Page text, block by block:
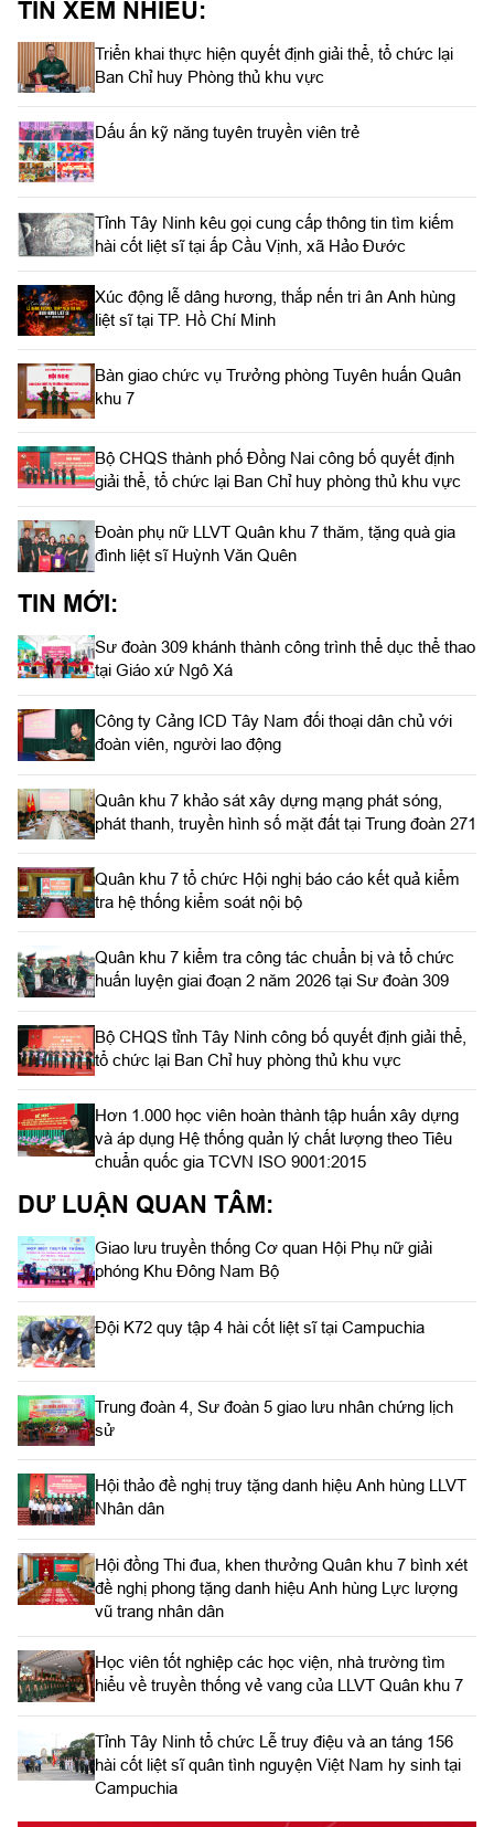
TIN XEM NHIỀU:
Triển khai thực hiện quyết định giải thể, tổ chức lại
Ban Chỉ huy Phòng thủ khu vực
Dấu ấn kỹ năng tuyên truyền viên trẻ
Tỉnh Tây Ninh kêu gọi cung cấp thông tin tìm kiếm
hài cốt liệt sĩ tại ấp Cầu Vịnh, xã Hảo Đước
Xúc động lễ dâng hương, thắp nến tri ân Anh hùng
liệt sĩ tại TP. Hồ Chí Minh
Bàn giao chức vụ Trưởng phòng Tuyên huấn Quân
khu 7
Bộ CHQS thành phố Đồng Nai công bố quyết định
giải thể, tổ chức lại Ban Chỉ huy phòng thủ khu vực
Đoàn phụ nữ LLVT Quân khu 7 thăm, tặng quà gia
đình liệt sĩ Huỳnh Văn Quên
TIN MỚI:
Sư đoàn 309 khánh thành công trình thể dục thể thao
tại Giáo xứ Ngô Xá
Công ty Cảng ICD Tây Nam đối thoại dân chủ với
đoàn viên, người lao động
Quân khu 7 khảo sát xây dựng mạng phát sóng,
phát thanh, truyền hình số mặt đất tại Trung đoàn 271
Quân khu 7 tổ chức Hội nghị báo cáo kết quả kiểm
tra hệ thống kiểm soát nội bộ
Quân khu 7 kiểm tra công tác chuẩn bị và tổ chức
huấn luyện giai đoạn 2 năm 2026 tại Sư đoàn 309
Bộ CHQS tỉnh Tây Ninh công bố quyết định giải thể,
tổ chức lại Ban Chỉ huy phòng thủ khu vực
Hơn 1.000 học viên hoàn thành tập huấn xây dựng
và áp dụng Hệ thống quản lý chất lượng theo Tiêu
chuẩn quốc gia TCVN ISO 9001:2015
DƯ LUẬN QUAN TÂM:
Giao lưu truyền thống Cơ quan Hội Phụ nữ giải
phóng Khu Đông Nam Bộ
Đội K72 quy tập 4 hài cốt liệt sĩ tại Campuchia
Trung đoàn 4, Sư đoàn 5 giao lưu nhân chứng lịch
sử
Hội thảo đề nghị truy tặng danh hiệu Anh hùng LLVT
Nhân dân
Hội đồng Thi đua, khen thưởng Quân khu 7 bình xét
đề nghị phong tặng danh hiệu Anh hùng Lực lượng
vũ trang nhân dân
Học viên tốt nghiệp các học viện, nhà trường tìm
hiểu về truyền thống vẻ vang của LLVT Quân khu 7
​Tỉnh Tây Ninh tổ chức Lễ truy điệu và an táng 156
hài cốt liệt sĩ quân tình nguyện Việt Nam hy sinh tại
Campuchia